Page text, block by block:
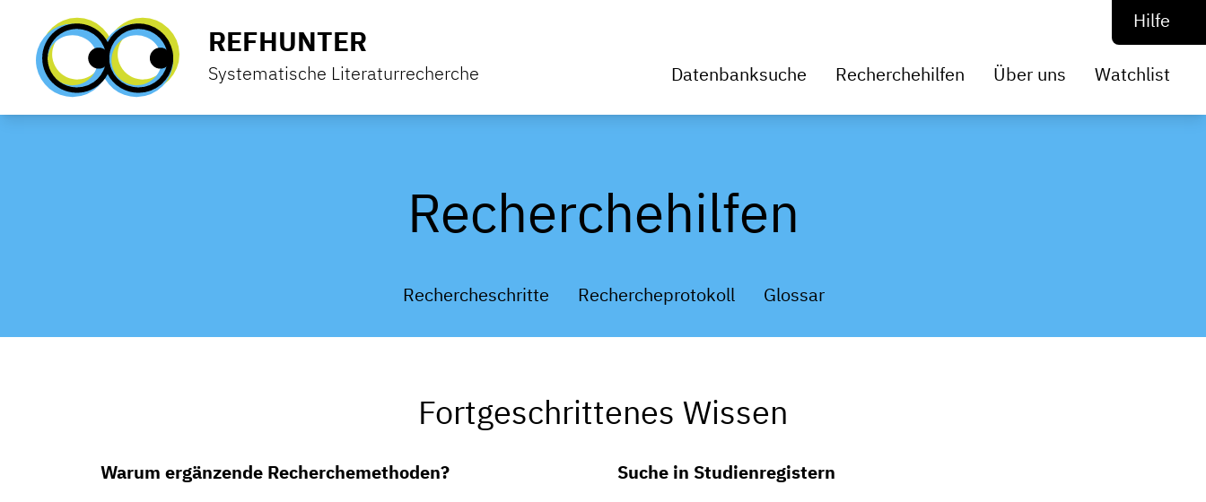
REFHUNTER
Systematische Literaturrecherche
Hilfe
Datenbanksuche Recherchehilfen Über uns Watchlist
Recherchehilfen
Rechercheschritte Rechercheprotokoll Glossar
Fortgeschrittenes Wissen
Warum ergänzende Recherchemethoden? Suche in Studienregistern